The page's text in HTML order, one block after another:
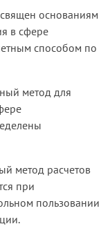
в качестве
с
в
этих
решения
коллегия
дело на
дела
факт
в течение
чем размер
данными
должен
57
не
к сетям
основаниям
в сфере
способом по
метод для
метод расчетов
при
пользовании